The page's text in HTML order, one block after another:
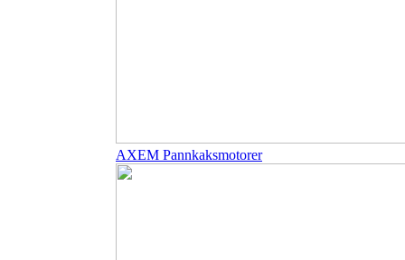
AXEM Pannkaksmotorer